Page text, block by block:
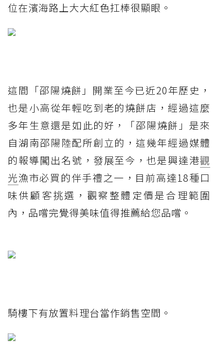
位在濱海路上大大紅色扛棒很顯眼。
這間「邵陽燒餅」開業至今已近20年歷史，
也是小高從年輕吃到老的燒餅店，經過這麼
多年生意還是如此的好，「邵陽燒餅」是來
自湖南邵陽陸配所創立的，這幾年經過媒體
的報導闖出名號，發展至今，也是興達港觀
光漁市必買的伴手禮之一，目前高達18種口
味供顧客挑選，觀察整體定價是合理範圍
內，品嚐完覺得美味值得推薦給您品嚐。
騎樓下有放置料理台當作銷售空間。